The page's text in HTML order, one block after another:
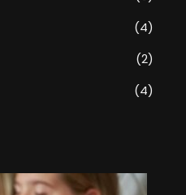
(4)
(2)
(4)